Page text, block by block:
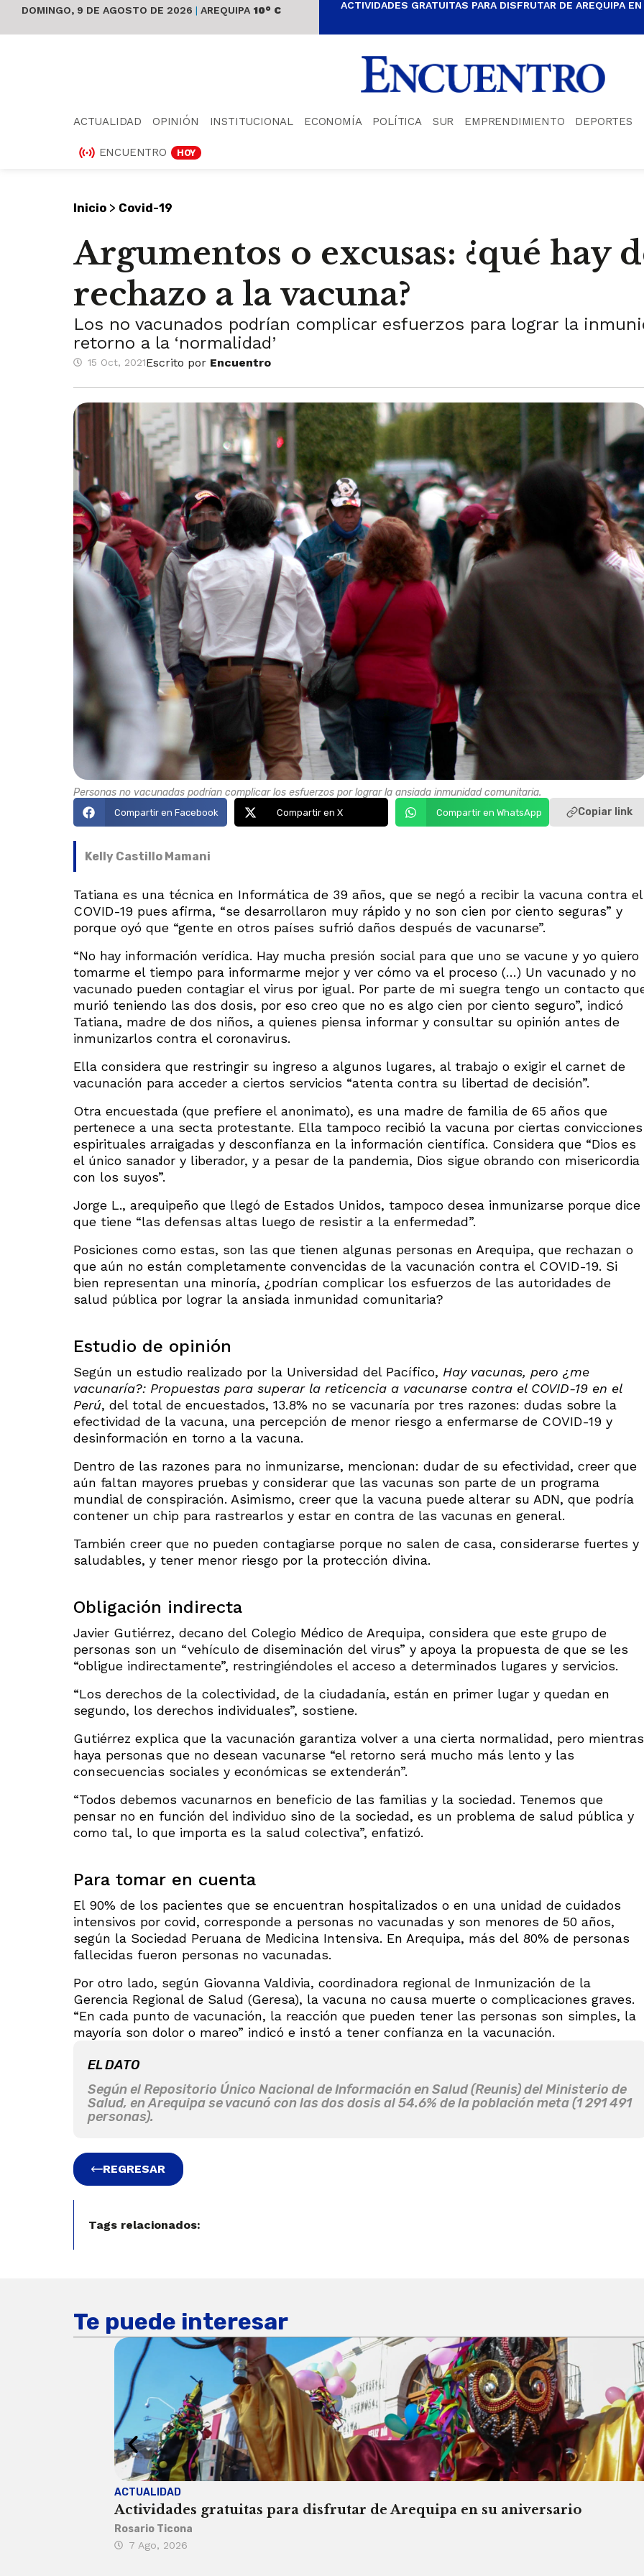
DOMINGO, 9 DE AGOSTO DE 2026 | AREQUIPA 10° C ACTIVIDADES GRATUITAS PARA DISFRUTAR DE AREQUIPA
ACTUALIDAD OPINIÓN INSTITUCIONAL ECONOMÍA POLÍTICA SUR EMPRENDIMIENTO DEPORTES
ENCUENTRO HOY
Inicio > Covid-19
Argumentos o excusas: ¿qué hay
rechazo a la vacuna?
Los no vacunados podrían complicar esfuerzos para lograr la
retorno a la ‘normalidad’
15 Oct, 2021Escrito por Encuentro
Personas no vacunadas podrían complicar los esfuerzos por lograr la ansiada inmunidad comunitaria.
Compartir en Facebook Compartir en X Compartir en WhatsApp Copiar link
Kelly Castillo Mamani
Tatiana es una técnica en Informática de 39 años, que se negó a recibir la vacuna contra el
COVID-19 pues afirma, “se desarrollaron muy rápido y no son cien por ciento seguras” y
porque oyó que “gente en otros países sufrió daños después de vacunarse”.
“No hay información verídica. Hay mucha presión social para que uno se vacune y yo quiero
tomarme el tiempo para informarme mejor y ver cómo va el proceso (…) Un vacunado y no
vacunado pueden contagiar el virus por igual. Por parte de mi suegra tengo un contacto
murió teniendo las dos dosis, por eso creo que no es algo cien por ciento seguro”, indicó
Tatiana, madre de dos niños, a quienes piensa informar y consultar su opinión antes de
inmunizarlos contra el coronavirus.
Ella considera que restringir su ingreso a algunos lugares, al trabajo o exigir el carnet de
vacunación para acceder a ciertos servicios “atenta contra su libertad de decisión”.
Otra encuestada (que prefiere el anonimato), es una madre de familia de 65 años que
pertenece a una secta protestante. Ella tampoco recibió la vacuna por ciertas convicciones
espirituales arraigadas y desconfianza en la información científica. Considera que “Dios es
el único sanador y liberador, y a pesar de la pandemia, Dios sigue obrando con misericordia
con los suyos”.
Jorge L., arequipeño que llegó de Estados Unidos, tampoco desea inmunizarse porque dice
que tiene “las defensas altas luego de resistir a la enfermedad”.
Posiciones como estas, son las que tienen algunas personas en Arequipa, que rechazan o
que aún no están completamente convencidas de la vacunación contra el COVID-19. Si
bien representan una minoría, ¿podrían complicar los esfuerzos de las autoridades de
salud pública por lograr la ansiada inmunidad comunitaria?
Estudio de opinión
Según un estudio realizado por la Universidad del Pacífico, Hay vacunas, pero ¿me
vacunaría?: Propuestas para superar la reticencia a vacunarse contra el COVID-19 en el
Perú, del total de encuestados, 13.8% no se vacunaría por tres razones: dudas sobre la
efectividad de la vacuna, una percepción de menor riesgo a enfermarse de COVID-19 y
desinformación en torno a la vacuna.
Dentro de las razones para no inmunizarse, mencionan: dudar de su efectividad, creer que
aún faltan mayores pruebas y considerar que las vacunas son parte de un programa
mundial de conspiración. Asimismo, creer que la vacuna puede alterar su ADN, que podría
contener un chip para rastrearlos y estar en contra de las vacunas en general.
También creer que no pueden contagiarse porque no salen de casa, considerarse fuertes y
saludables, y tener menor riesgo por la protección divina.
Obligación indirecta
Javier Gutiérrez, decano del Colegio Médico de Arequipa, considera que este grupo de
personas son un “vehículo de diseminación del virus” y apoya la propuesta de que se les
“obligue indirectamente”, restringiéndoles el acceso a determinados lugares y servicios.
“Los derechos de la colectividad, de la ciudadanía, están en primer lugar y quedan en
segundo, los derechos individuales”, sostiene.
Gutiérrez explica que la vacunación garantiza volver a una cierta normalidad, pero mientras
haya personas que no desean vacunarse “el retorno será mucho más lento y las
consecuencias sociales y económicas se extenderán”.
“Todos debemos vacunarnos en beneficio de las familias y la sociedad. Tenemos que
pensar no en función del individuo sino de la sociedad, es un problema de salud pública y
como tal, lo que importa es la salud colectiva”, enfatizó.
Para tomar en cuenta
El 90% de los pacientes que se encuentran hospitalizados o en una unidad de cuidados
intensivos por covid, corresponde a personas no vacunadas y son menores de 50 años,
según la Sociedad Peruana de Medicina Intensiva. En Arequipa, más del 80% de personas
fallecidas fueron personas no vacunadas.
Por otro lado, según Giovanna Valdivia, coordinadora regional de Inmunización de la
Gerencia Regional de Salud (Geresa), la vacuna no causa muerte o complicaciones graves.
“En cada punto de vacunación, la reacción que pueden tener las personas son simples, la
mayoría son dolor o mareo” indicó e instó a tener confianza en la vacunación.
EL DATO
Según el Repositorio Único Nacional de Información en Salud (Reunis) del Ministerio de
Salud, en Arequipa se vacunó con las dos dosis al 54.6% de la población meta (1 291 491
personas).
REGRESAR
Tags relacionados:
Te puede interesar
ACTUALIDAD
Actividades gratuitas para disfrutar de Arequipa en su aniversario
Rosario Ticona
7 Ago, 2026